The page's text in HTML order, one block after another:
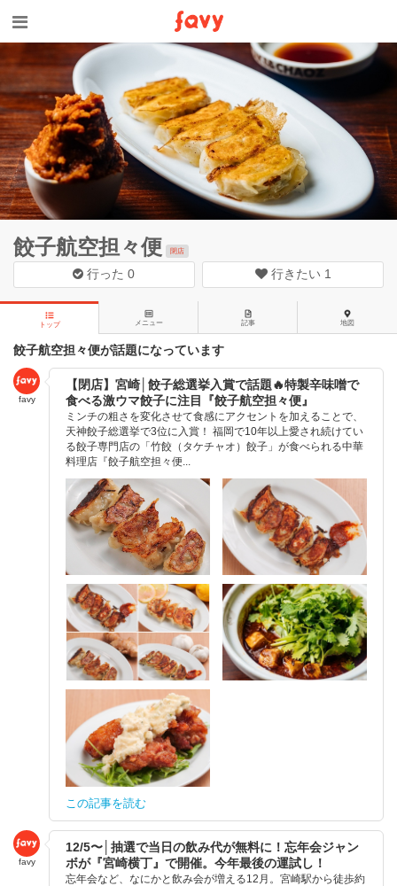
餃子航空担々便 閉店
行った0 行きたい 1
トップ メニュー 記事 地図
餃子航空担々便が話題になっています
favy
【閉店】宮崎│餃子総選挙入賞で話題🔥特製辛味噌で
食べる激ウマ餃子に注目『餃子航空担々便』
ミンチの粗さを変化させて食感にアクセントを加えることで、
天神餃子総選挙で3位に入賞！ 福岡で10年以上愛され続けてい
る餃子専門店の「竹餃（タケチャオ）餃子」が食べられる中華
料理店『餃子航空担々便...
この記事を読む
favy
12/5〜│抽選で当日の飲み代が無料に！忘年会ジャン
ボが『宮崎横丁』で開催。今年最後の運試し！
忘年会など、なにかと飲み会が増える12月。宮崎駅から徒歩約